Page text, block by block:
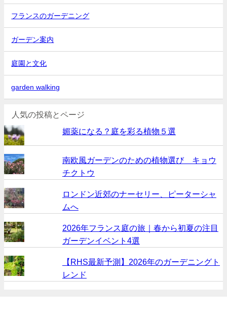
フランスのガーデニング
ガーデン案内
庭園と文化
garden walking
人気の投稿とページ
媚薬になる？庭を彩る植物５選
南欧風ガーデンのための植物選び キョウ
チクトウ
ロンドン近郊のナーセリー、ピーターシャ
ムへ
2026年フランス庭の旅｜春から初夏の注目
ガーデンイベント4選
【RHS最新予測】2026年のガーデニングト
レンド